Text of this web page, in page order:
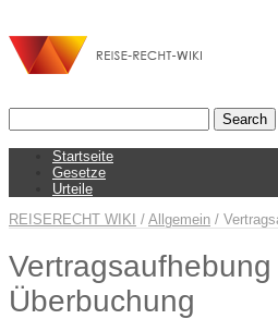
Startseite
Gesetze
Urteile
REISERECHT WIKI / Allgemein /
Überbuchung